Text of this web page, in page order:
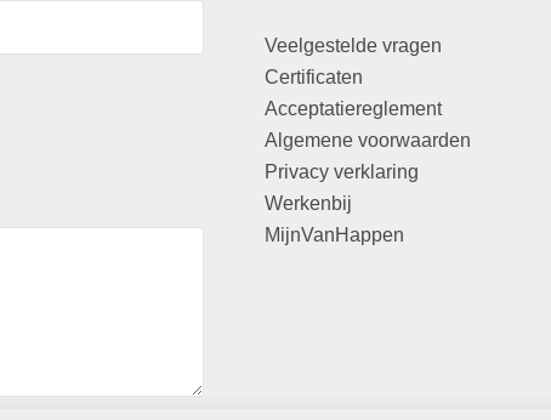
Veelgestelde vragen
Certificaten
Acceptatiereglement
Algemene voorwaarden
Privacy verklaring
Werkenbij
MijnVanHappen